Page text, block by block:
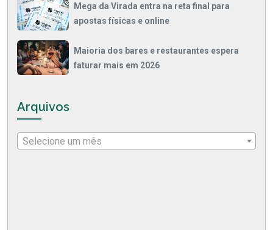
Mega da Virada entra na reta final para
apostas físicas e online
Maioria dos bares e restaurantes espera
faturar mais em 2026
Arquivos
Selecione um mês